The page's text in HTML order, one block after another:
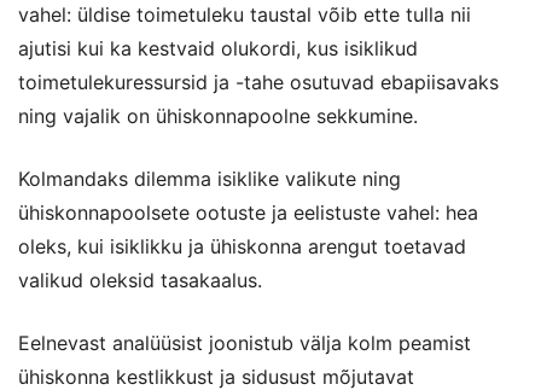
vahel: üldise toimetuleku taustal võib ette tulla nii
ajutisi kui ka kestvaid olukordi, kus isiklikud
toimetulekuressursid ja -tahe osutuvad ebapiisavaks
ning vajalik on ühiskonnapoolne sekkumine.
Kolmandaks dilemma isiklike valikute ning
ühiskonnapoolsete ootuste ja eelistuste vahel: hea
oleks, kui isiklikku ja ühiskonna arengut toetavad
valikud oleksid tasakaalus.
Eelnevast analüüsist joonistub välja kolm peamist
ühiskonna kestlikkust ja sidusust mõjutavat